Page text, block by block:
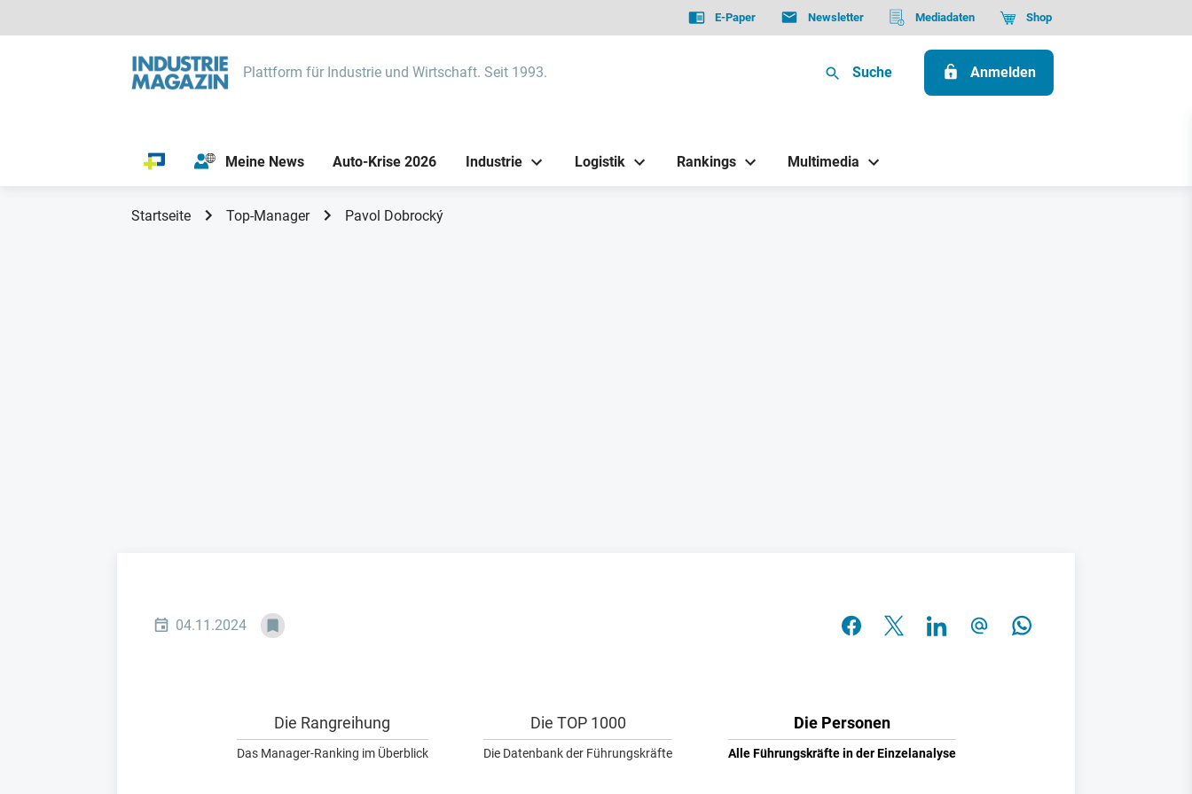
E-Paper Newsletter Mediadaten Shop
Plattform für Industrie und Wirtschaft. Seit 1993. Suche Anmelden
Meine News Auto-Krise 2026 Industrie Logistik Rankings Multimedia
Startseite Top-Manager Pavol Dobrocký
04.11.2024
Die Rangreihung
Das Manager-Ranking im Überblick
Die TOP 1000
Die Datenbank der Führungskräfte
Die Personen
Alle Führungskräfte in der Einzelanalyse